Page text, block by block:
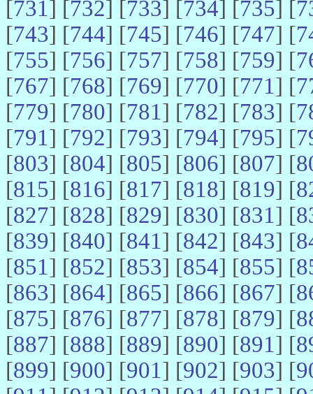
[731] [732] [733] [734] [735] [
[743] [744] [745] [746] [747] [
[755] [756] [757] [758] [759] [
[767] [768] [769] [770] [771] [
[779] [780] [781] [782] [783] [
[791] [792] [793] [794] [795] [
[803] [804] [805] [806] [807] [
[815] [816] [817] [818] [819] [
[827] [828] [829] [830] [831] [
[839] [840] [841] [842] [843] [
[851] [852] [853] [854] [855] [
[863] [864] [865] [866] [867] [
[875] [876] [877] [878] [879] [
[887] [888] [889] [890] [891] [
[899] [900] [901] [902] [903] [